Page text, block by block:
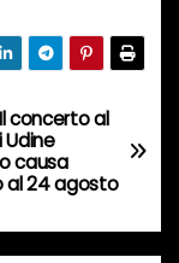
Il concerto al
causa
24 agosto